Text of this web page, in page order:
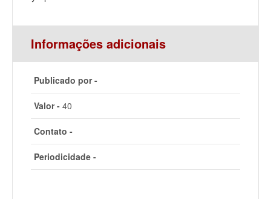
Informações adicionais
Publicado por -
Valor - 40
Contato -
Periodicidade -